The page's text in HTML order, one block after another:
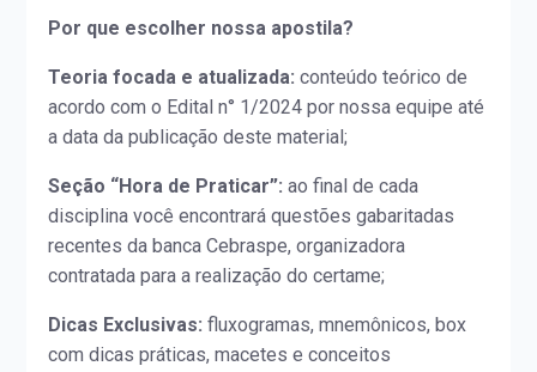
Por que escolher nossa apostila?
Teoria focada e atualizada: conteúdo teórico de
acordo com o Edital n° 1/2024 por nossa equipe até
a data da publicação deste material;
Seção “Hora de Praticar”: ao final de cada
disciplina você encontrará questões gabaritadas
recentes da banca Cebraspe, organizadora
contratada para a realização do certame;
Dicas Exclusivas: fluxogramas, mnemônicos, box
com dicas práticas, macetes e conceitos